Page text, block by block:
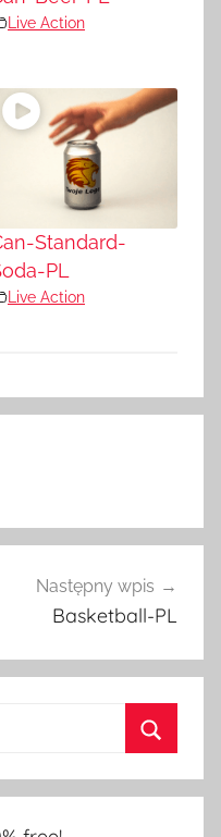
Live Action
Standard-
PL
Live Action
Następny wpis
Basketball-PL